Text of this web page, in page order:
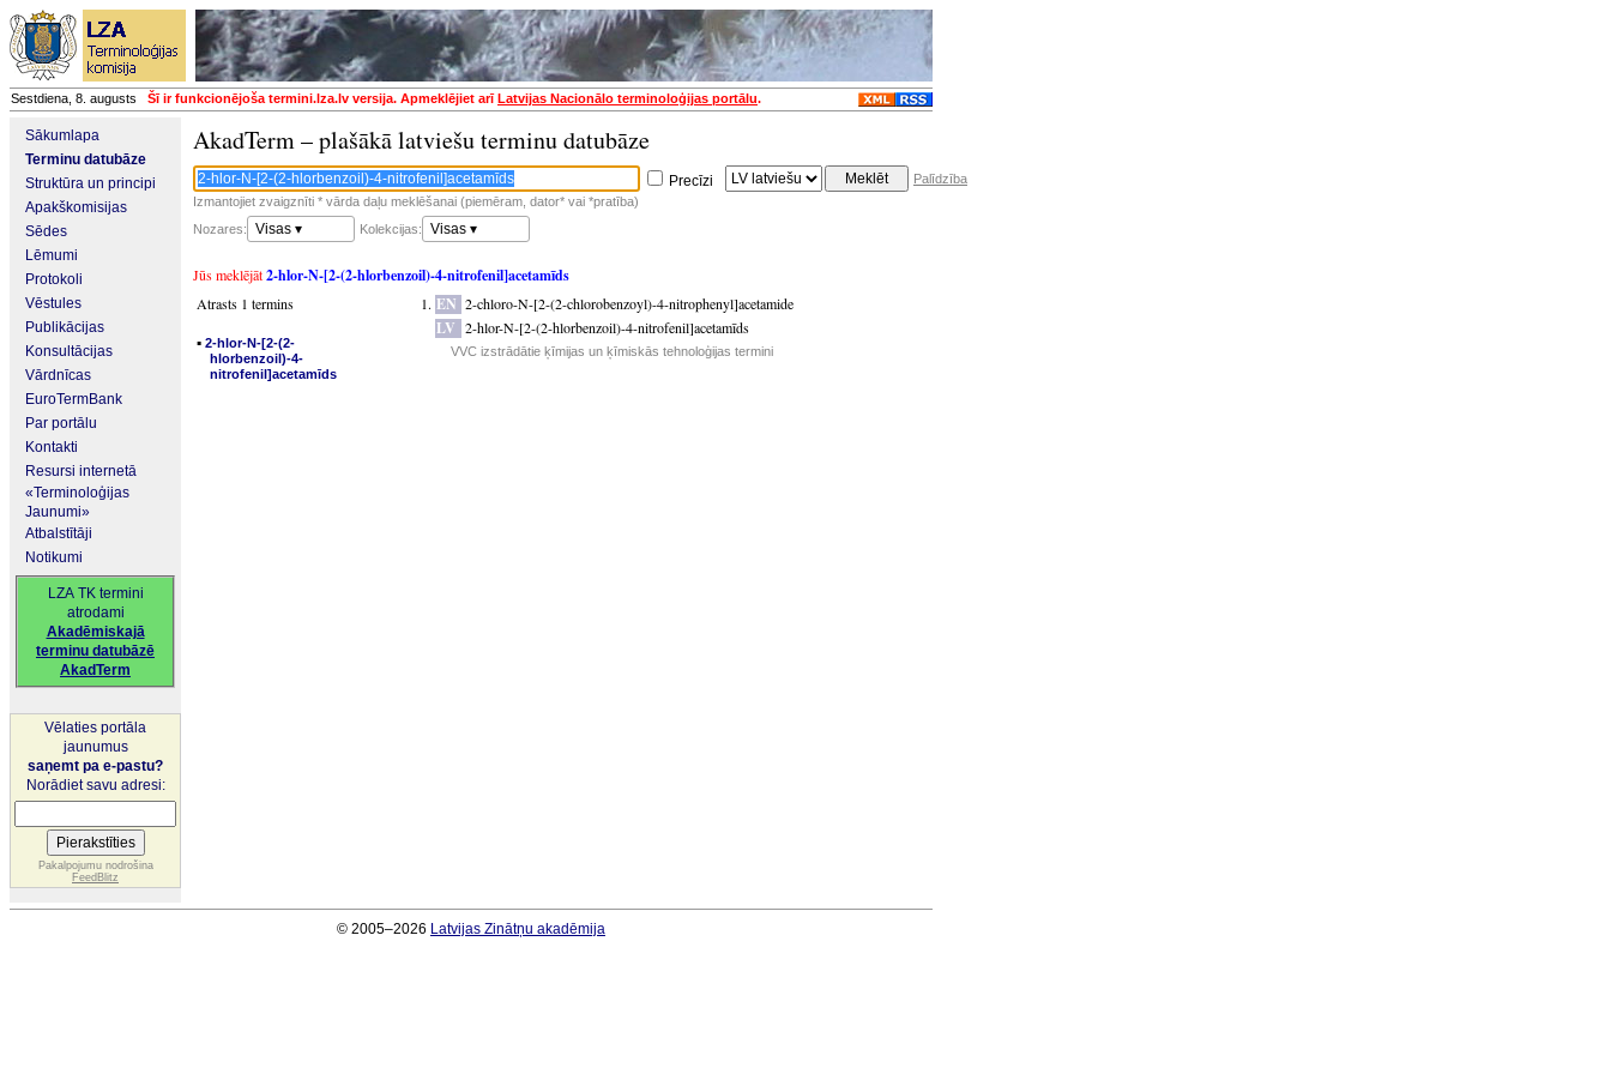
Sestdiena, 8. augusts Šī ir funkcionējoša termini.lza.lv versija. Apmeklējiet arīLatvijas Nacionālo terminoloģijas portālu.
Sākumlapa
Terminu datubāze
Struktūra un principi
Apakškomisijas
Sēdes
Lēmumi
Protokoli
Vēstules
Publikācijas
Konsultācijas
Vārdnīcas
EuroTermBank
Par portālu
Kontakti
Resursi internetā
«Terminoloģijas
Jaunumi»
Atbalstītāji
Notikumi
LZA TK termini
atrodami
Akadēmiskajā
terminu datubāzē
AkadTerm
Vēlaties portāla
jaunumus
saņemt pa e-pastu?
Norādiet savu adresi:
Pakalpojumu nodrošina
FeedBlitz
AkadTerm – plašākā latviešu terminu datubāze
Precīzi
Palīdzība
Izmantojiet zvaigznīti * vārda daļu meklēšanai (piemēram, dator* vai *pratība)
Nozares:
Visas ▾ Kolekcijas: Visas ▾
Jūs meklējāt2-hlor-N-[2-(2-hlorbenzoil)-4-nitrofenil]acetamīds
Atrasts 1 termins
▪ 2-hlor-N-[2-(2-
hlorbenzoil)-4-
nitrofenil]acetamīds
EN 2-chloro-N-[2-(2-chlorobenzoyl)-4-nitrophenyl]acetamide
LV 2-hlor-N-[2-(2-hlorbenzoil)-4-nitrofenil]acetamīds
VVC izstrādātie ķīmijas un ķīmiskās tehnoloģijas termini
© 2005–2026 Latvijas Zinātņu akadēmija